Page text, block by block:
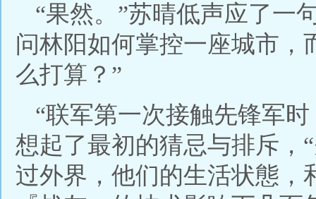
“果然。”苏晴低声应了一
问林阳如何掌控一座城市，
么打算？”
“联军第一次接触先锋军
想起了最初的猜忌与排斥，
过外界，他们的生活状態，